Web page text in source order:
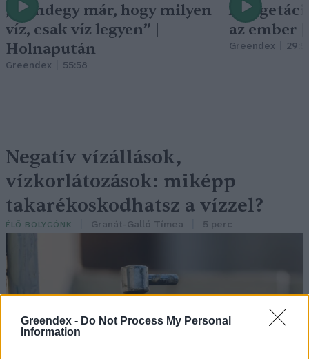
Greendex - Do Not Process My Personal
Information
„Mindegy már, hogy milyen
víz, csak víz legyen” |
Holnapután
Greendex 55:58
A
az ember
Greendex
Negatív vízállások,
vízkorlátozások: miképp
takarékoskodhatsz a vízzel?
ÉLŐ BOLYGÓNK Granát-Galló Tímea 5 perc